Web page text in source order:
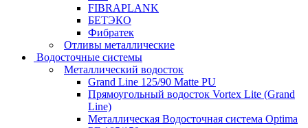
FIBRAPLANK
БЕТЭКО
Фибратек
Отливы металлические
Водосточные системы
Металлический водосток
Grand Line 125/90 Matte PU
Прямоугольный водосток Vortex Lite (Grand
Line)
Металлическая Водосточная система Optima